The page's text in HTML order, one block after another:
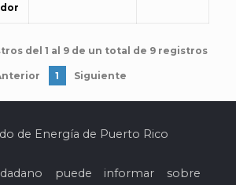
del 1 al 9 de un total de 9 registros
1 Siguiente
de Energía de Puerto Rico
puede informar sobre